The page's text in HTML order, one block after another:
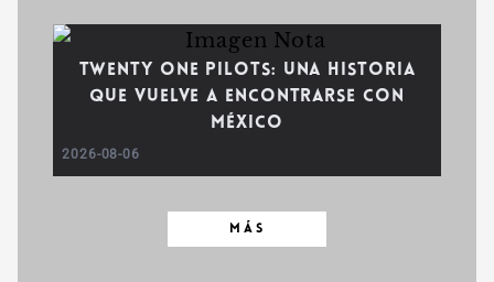
TWENTY ONE PILOTS: UNA HISTORIA
QUE VUELVE A ENCONTRARSE CON
MÉXICO
2026-08-06
MÁS